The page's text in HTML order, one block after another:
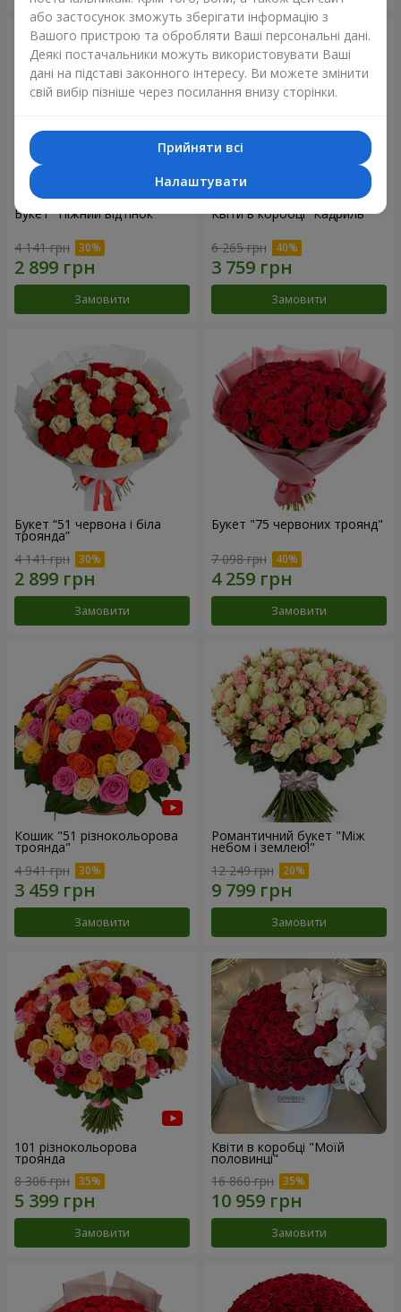
Букет "Ніжний відтінок"
4 141 грн
Замовити
Квіти в коробці “Кадриль”
6 265 грн
Замовити
Букет “51 червона і біла
троянда”
4 141 грн
Замовити
Букет "75 червоних троянд"
7 098 грн
Замовити
Кошик "51 різнокольорова
троянда"
4 941 грн
Замовити
Романтичний букет "Між
небом і землею!"
12 249 грн
Замовити
101 різнокольорова
троянда
8 306 грн
Замовити
Квіти в коробці "Моїй
половинці"
16 860 грн
Замовити
або застосунок зможуть зберігати інформацію з
Вашого пристрою та обробляти Ваші персональні дані.
Деякі постачальники можуть використовувати Ваші
дані на підставі законного інтересу. Ви можете змінити
свій вибір пізніше через посилання внизу сторінки.
Прийняти всі
Налаштувати